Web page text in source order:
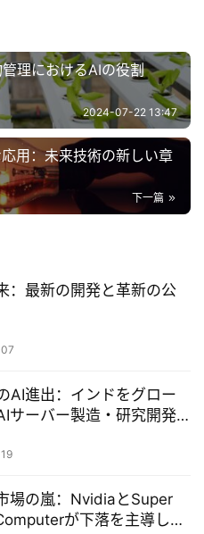
理におけるAIの役割
2024-07-22 13:47
用：未来技術の新しい章
下一篇
：最新の開発と革新の公
AI進出：インドをグロー
サーバー製造・研究開発
場の嵐：NvidiaとSuper
が下落を主導し、